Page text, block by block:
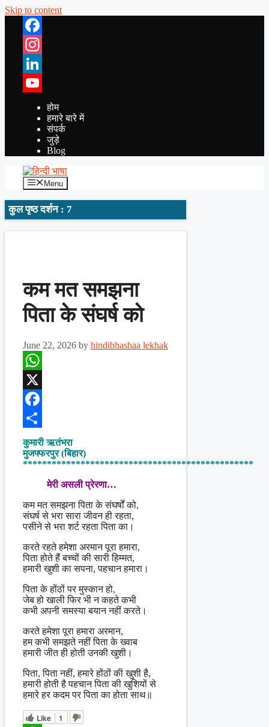
Skip to content
Facebook
Instagram
LinkedIn
YouTube
होम
हमारे बारे में
संपर्क
जुड़े
Blog
Menu
कुल पृष्ठ दर्शन : 7
कम मत समझना
पिता के संघर्ष को
June 22, 2026 by hindibhashaa lekhak
WhatsApp
X
Facebook
Share
कुमारी ऋतंभरा
मुजफ्फरपुर (बिहार)
************************************************
मेरी असली प्रेरणा…
कम मत समझना पिता के संघर्षों को,
संघर्ष से भरा सारा जीवन ही रहता,
पसीने से भरा शर्ट रहता पिता का।
करते रहते हमेशा अरमान पूरा हमारा,
पिता होते हैं बच्चों की सारी हिम्मत,
हमारी खुशी का सपना, पहचान हमारा।
पिता के होंठों पर मुस्कान हो,
जेब हो खाली फिर भी न कहते कभी
कभी अपनी समस्या बयान नहीं करते।
करते हमेशा पूरा हमारा अरमान,
हम कभी समझते नहीं पिता के ख्वाब
हमारी जीत ही होती उनकी खुशी।
पिता, पिता नहीं, हमारे होंठों की खुशी है,
हमारी होती है पहचान पिता की खुशियों से
हमारे हर कदम पर पिता का होता साथ॥
Like 1